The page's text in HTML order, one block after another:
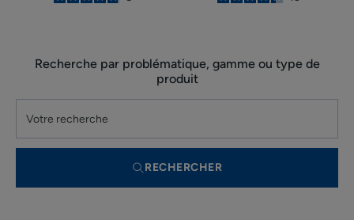
Recherche par problématique, gamme ou type de
produit
RECHERCHER